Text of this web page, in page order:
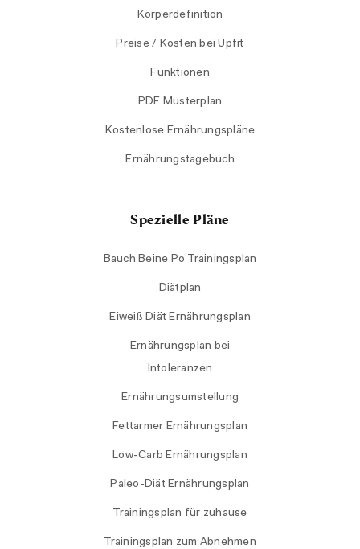
Körperdefinition
Preise / Kosten bei Upfit
Funktionen
PDF Musterplan
Kostenlose Ernährungspläne
Ernährungstagebuch
Spezielle Pläne
Bauch Beine Po Trainingsplan
Diätplan
Eiweiß Diät Ernährungsplan
Ernährungsplan bei
Intoleranzen
Ernährungsumstellung
Fettarmer Ernährungsplan
Low-Carb Ernährungsplan
Paleo-Diät Ernährungsplan
Trainingsplan für zuhause
Trainingsplan zum Abnehmen